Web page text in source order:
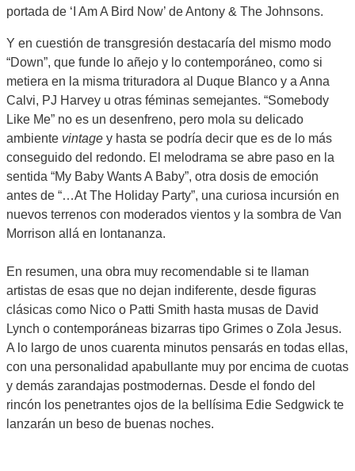
portada de ‘I Am A Bird Now’ de Antony & The Johnsons.
Y en cuestión de transgresión destacaría del mismo modo
“Down”, que funde lo añejo y lo contemporáneo, como si
metiera en la misma trituradora al Duque Blanco y a Anna
Calvi, PJ Harvey u otras féminas semejantes. “Somebody
Like Me” no es un desenfreno, pero mola su delicado
ambiente vintage y hasta se podría decir que es de lo más
conseguido del redondo. El melodrama se abre paso en la
sentida “My Baby Wants A Baby”, otra dosis de emoción
antes de “…At The Holiday Party”, una curiosa incursión en
nuevos terrenos con moderados vientos y la sombra de Van
Morrison allá en lontananza.
En resumen, una obra muy recomendable si te llaman
artistas de esas que no dejan indiferente, desde figuras
clásicas como Nico o Patti Smith hasta musas de David
Lynch o contemporáneas bizarras tipo Grimes o Zola Jesus.
A lo largo de unos cuarenta minutos pensarás en todas ellas,
con una personalidad apabullante muy por encima de cuotas
y demás zarandajas postmodernas. Desde el fondo del
rincón los penetrantes ojos de la bellísima Edie Sedgwick te
lanzarán un beso de buenas noches.